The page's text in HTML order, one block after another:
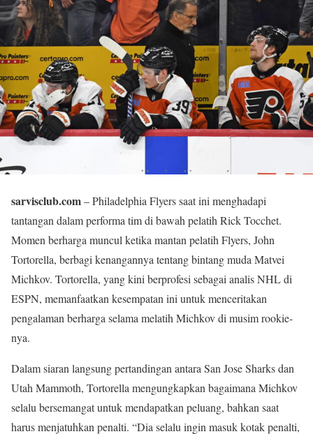
sarvisclub.com– Philadelphia Flyers saat ini menghadapi
tantangan dalam performa tim di bawah pelatih Rick Tocchet.
Momen berharga muncul ketika mantan pelatih Flyers, John
Tortorella, berbagi kenangannya tentang bintang muda Matvei
Michkov. Tortorella, yang kini berprofesi sebagai analis NHL di
ESPN, memanfaatkan kesempatan ini untuk menceritakan
pengalaman berharga selama melatih Michkov di musim rookie-
nya.
Dalam siaran langsung pertandingan antara San Jose Sharks dan
Utah Mammoth, Tortorella mengungkapkan bagaimana Michkov
selalu bersemangat untuk mendapatkan peluang, bahkan saat
harus menjatuhkan penalti. “Dia selalu ingin masuk kotak penalti,